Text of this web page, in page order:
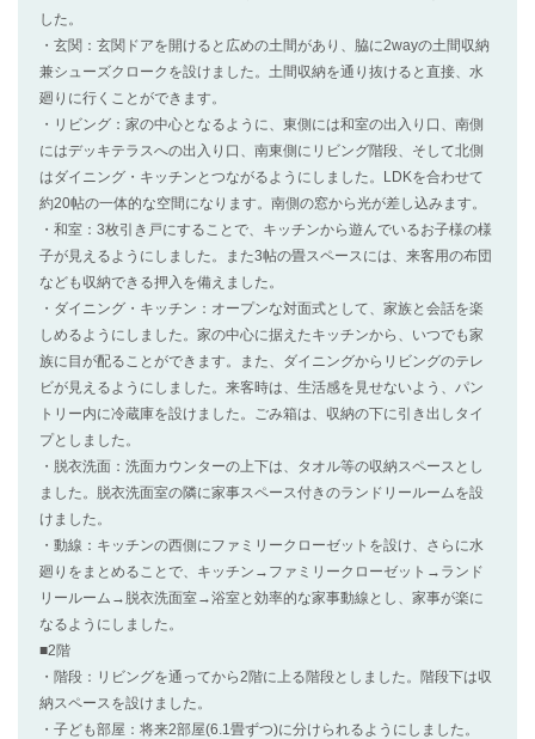
した。
・玄関：玄関ドアを開けると広めの土間があり、脇に2wayの土間収納
兼シューズクロークを設けました。土間収納を通り抜けると直接、水
廻りに行くことができます。
・リビング：家の中心となるように、東側には和室の出入り口、南側
にはデッキテラスへの出入り口、南東側にリビング階段、そして北側
はダイニング・キッチンとつながるようにしました。LDKを合わせて
約20帖の一体的な空間になります。南側の窓から光が差し込みます。
・和室：3枚引き戸にすることで、キッチンから遊んでいるお子様の様
子が見えるようにしました。また3帖の畳スペースには、来客用の布団
なども収納できる押入を備えました。
・ダイニング・キッチン：オープンな対面式として、家族と会話を楽
しめるようにしました。家の中心に据えたキッチンから、いつでも家
族に目が配ることができます。また、ダイニングからリビングのテレ
ビが見えるようにしました。来客時は、生活感を見せないよう、パン
トリー内に冷蔵庫を設けました。ごみ箱は、収納の下に引き出しタイ
プとしました。
・脱衣洗面：洗面カウンターの上下は、タオル等の収納スペースとし
ました。脱衣洗面室の隣に家事スペース付きのランドリールームを設
けました。
・動線：キッチンの西側にファミリークローゼットを設け、さらに水
廻りをまとめることで、キッチン→ファミリークローゼット→ランド
リールーム→脱衣洗面室→浴室と効率的な家事動線とし、家事が楽に
なるようにしました。
■2階
・階段：リビングを通ってから2階に上る階段としました。階段下は収
納スペースを設けました。
・子ども部屋：将来2部屋(6.1畳ずつ)に分けられるようにしました。